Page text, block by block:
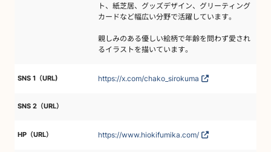
ト、紙芝居、グッズデザイン、グリーティング
カードなど幅広い分野で活躍しています。
親しみのある優しい絵柄で​年齢を問わず愛され
るイラストを描いています。
SNS 1（URL) https://x.com/chako_sirokuma
SNS 2（URL）
HP（URL） https://www.hiokifumika.com/